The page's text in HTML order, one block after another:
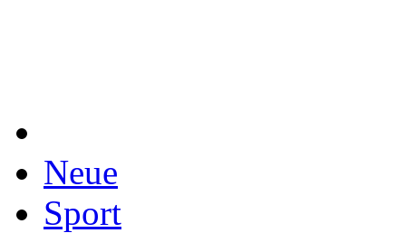
Neue
Sport